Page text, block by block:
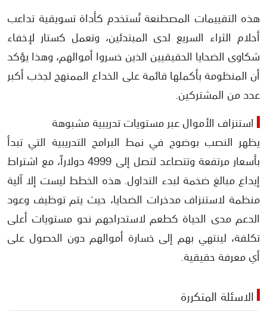
هذه التقييمات المصطنعة تُستخدم كأداة تسويقية تداعب
أحلام الثراء السريع لدى المبتدئين، وتعمل كستار لإخفاء
شكاوى الضحايا الحقيقيين الذين خسروا أموالهم، وهذا يؤكد
أن المنظومة بأكملها قائمة على الخداع الممنهج لجذب أكبر
عدد من المشتركين.
استنزاف الأموال عبر مستويات تدريبية مشبوهة
يظهر النصب بوضوح في نمط البرامج التدريبية التي تبدأ
بأسعار مرتفعة وتتصاعد لتصل إلى 4999 دولاراً، مع اشتراط
إيداع مبالغ ضخمة لبدء التداول. هذه الخطط ليست إلا آلية
منظمة لاستنزاف مدخرات الضحايا، حيث يتم توظيف وعود
الدعم مدى الحياة كطعم لاستدراجهم نحو مستويات أعلى
تكلفة، لينتهي بهم إلى خسارة أموالهم دون الحصول على
أي معرفة حقيقية.
الاسئلة المتكررة